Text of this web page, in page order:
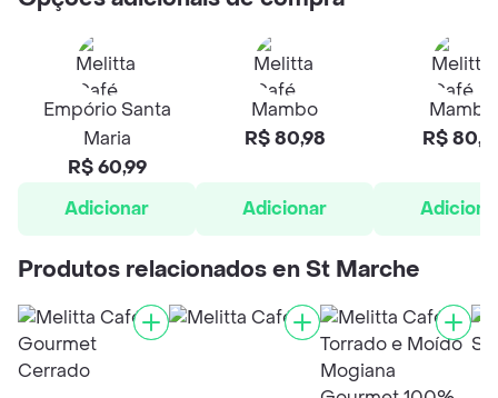
Empório Santa
Maria
R$ 60,99
Adicionar
Mambo
R$ 80,98
Adicionar
Mambo
R$
Produtos relacionados en St Marche